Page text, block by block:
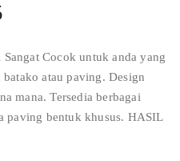
Cocok untuk anda yang
atau paving. Design
mana. Tersedia berbagai
paving bentuk khusus. HASIL